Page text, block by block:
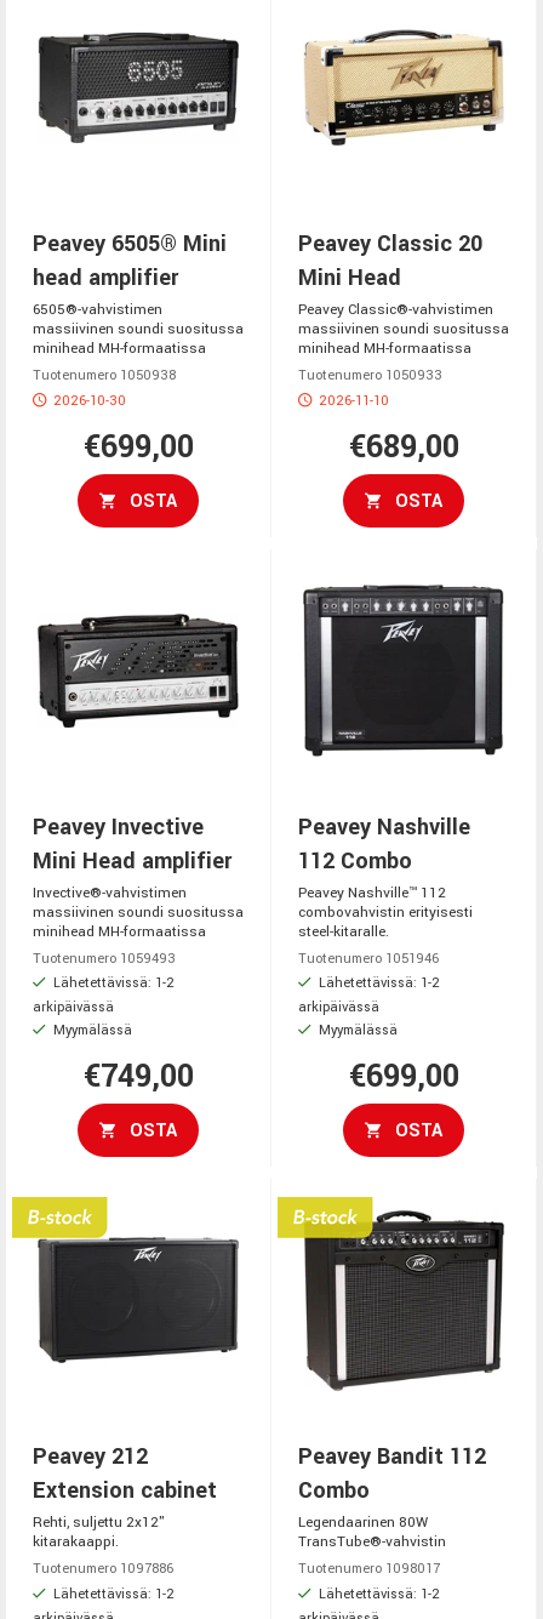
Peavey 6505® Mini
head amplifier
6505®-vahvistimen
massiivinen soundi suositussa
minihead MH-formaatissa
Tuotenumero 1050938
2026-10-30
€699,00
OSTA
Peavey Classic 20
Mini Head
Peavey Classic®-vahvistimen
massiivinen soundi suositussa
minihead MH-formaatissa
Tuotenumero 1050933
2026-11-10
€689,00
OSTA
Peavey Invective
Mini Head amplifier
Invective®-vahvistimen
massiivinen soundi suositussa
minihead MH-formaatissa
Tuotenumero 1059493
Lähetettävissä: 1-2
arkipäivässä
Myymälässä
€749,00
OSTA
Peavey Nashville
112 Combo
Peavey Nashville™ 112
combovahvistin erityisesti
steel-kitaralle.
Tuotenumero 1051946
Lähetettävissä: 1-2
arkipäivässä
Myymälässä
€699,00
OSTA
Peavey 212
Extension cabinet
Rehti, suljettu 2x12"
kitarakaappi.
Tuotenumero 1097886
Lähetettävissä: 1-2
Peavey Bandit 112
Combo
Legendaarinen 80W
TransTube®-vahvistin
Tuotenumero 1098017
Lähetettävissä: 1-2